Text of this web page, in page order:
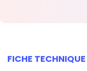
FICHE TECHNIQUE